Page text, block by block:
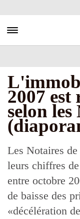
au
principal
Toggle navigation
2007 est
selon
Les Notaires
leurs chiffres
entre octobre
de baisse des
«décélération